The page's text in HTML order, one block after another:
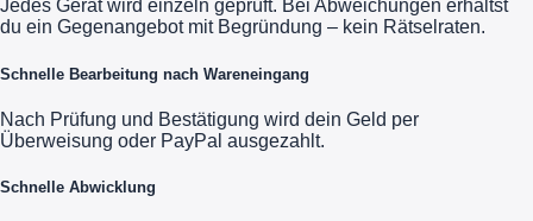
Jedes Gerät wird einzeln geprüft. Bei Abweichungen erhältst
du ein Gegenangebot mit Begründung – kein Rätselraten.
Schnelle Bearbeitung nach Wareneingang
Nach Prüfung und Bestätigung wird dein Geld per
Überweisung oder PayPal ausgezahlt.
Schnelle Abwicklung